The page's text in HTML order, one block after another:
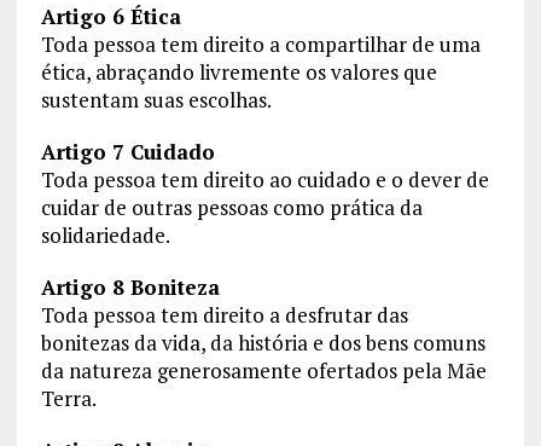
Artigo 6 Ética
Toda pessoa tem direito a compartilhar de uma
ética, abraçando livremente os valores que
sustentam suas escolhas.
Artigo 7 Cuidado
Toda pessoa tem direito ao cuidado e o dever de
cuidar de outras pessoas como prática da
solidariedade.
Artigo 8 Boniteza
Toda pessoa tem direito a desfrutar das
bonitezas da vida, da história e dos bens comuns
da natureza generosamente ofertados pela Mãe
Terra.